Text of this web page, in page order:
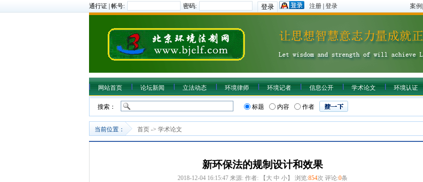
通行证 | 帐号: 密码: 注册 登录 案例
网站首页 论坛新闻 立法动态 环境律师 环境记者 信息公开 学术论文 环境认证
搜索： 标题 内容 作者
当前位置： 首页 -> 学术论文
新环保法的规制设计和效果
2018-12-04 16:15:47 来源: 作者: 【 大 中 小】 浏览:854次 评论:0条